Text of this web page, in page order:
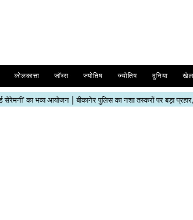
कोलकात्ता जॉब्स ज्योतिष ज्योतिष दुनिया खेल